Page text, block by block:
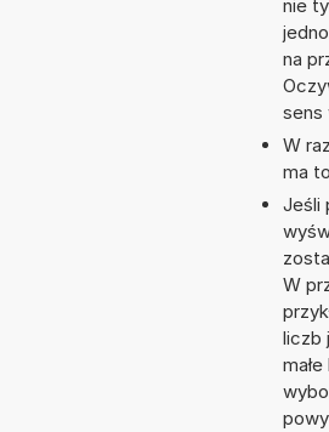
nie
na
sens
W
ma
Jeśli
W
liczb